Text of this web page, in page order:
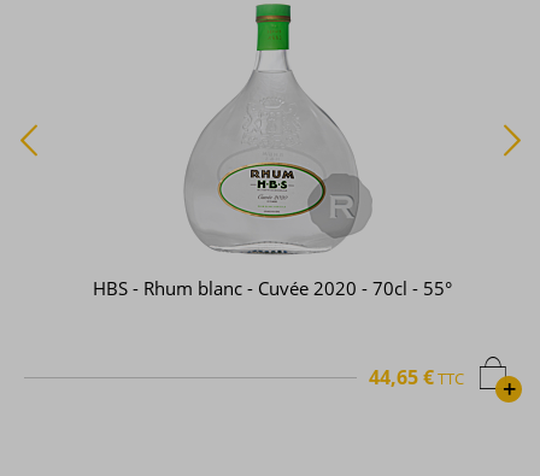
HBS - Rhum blanc - Cuvée 2020 - 70cl - 55°
+
44,65 €TTC